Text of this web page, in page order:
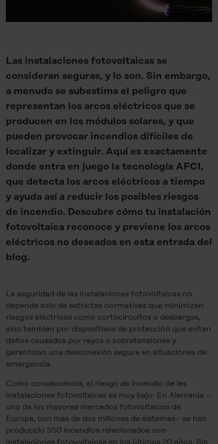
Las instalaciones fotovoltaicas se
consideran seguras, y lo son. Sin embargo,
a menudo se subestima el peligro que
representan los arcos eléctricos que se
producen en los módulos solares, y que
pueden provocar incendios difíciles de
localizar y extinguir. Aquí es exactamente
donde entra en juego la tecnología AFCI,
que detecta los arcos eléctricos a tiempo
y ayuda así a reducir los posibles riesgos
de incendio. Descubre cómo tu instalación
fotovoltaica reconoce y previene los arcos
eléctricos no deseados en esta entrada del
blog.
La seguridad de las instalaciones fotovoltaicas no
depende solo de estrictas normativas que minimizan
riesgos eléctricos como cortocircuitos o descargas,
sino también por dispositivos de protección que evitan
daños causados por rayos o sobretensiones y
garantizan una desconexión segura en situaciones de
emergencia.
Como consecuencia, el riesgo de incendio de las
instalaciones fotovoltaicas es muy bajo: En Alemania –
uno de los mayores mercados fotovoltaicos de
Europa, con más de dos millones de sistemas– se han
producido 350 incendios relacionados con
instalaciones fotovoltaicas en los últimos 20 años. Sin